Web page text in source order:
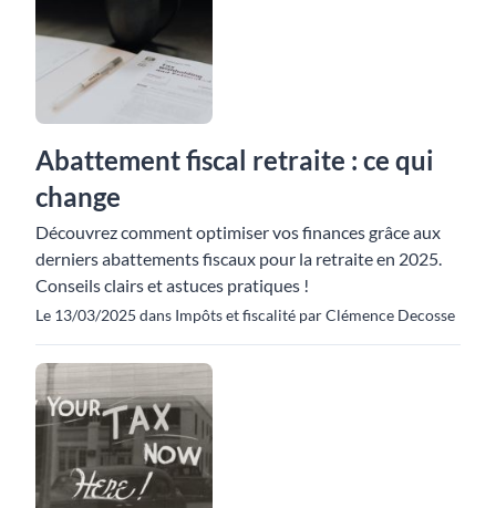
Abattement fiscal retraite : ce qui
change
Découvrez comment optimiser vos finances grâce aux
derniers abattements fiscaux pour la retraite en 2025.
Conseils clairs et astuces pratiques !
Le 13/03/2025 dans Impôts et fiscalité par Clémence Decosse